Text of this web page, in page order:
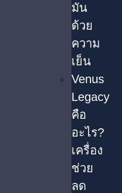
มัน
ด้วย
ความ
เย็น
Venus
Legacy
คือ
อะไร?
เครื่อง
ช่วย
ลด